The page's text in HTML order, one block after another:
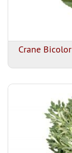
Crane Bicolor